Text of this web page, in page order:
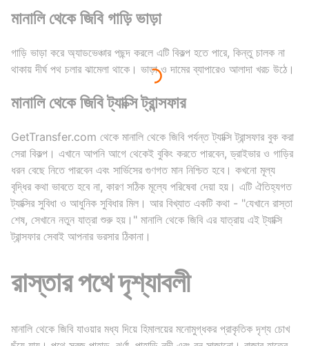
মানালি থেকে জিবি গাড়ি ভাড়া
গাড়ি ভাড়া করে অ্যাডভেঞ্চার পছন্দ করলে এটি বিকল্প হতে পারে, কিন্তু চালক না
থাকায় দীর্ঘ পথ চলার ঝামেলা থাকে। ভাড়া ও দামের ব্যাপারেও আলাদা খরচ উঠে।
মানালি থেকে জিবি ট্যাক্সি ট্রান্সফার
GetTransfer.com থেকে মানালি থেকে জিবি পর্যন্ত ট্যাক্সি ট্রান্সফার বুক করা
সেরা বিকল্প। এখানে আপনি আগে থেকেই বুকিং করতে পারবেন, ড্রাইভার ও গাড়ির
ধরন বেছে নিতে পারবেন এবং সার্ভিসের গুণগত মান নিশ্চিত হবে। কখনো মূল্য
বৃদ্ধির কথা ভাবতে হবে না, কারণ সঠিক মূল্যে পরিষেবা দেয়া হয়। এটি ঐতিহ্যগত
ট্যাক্সির সুবিধা ও আধুনিক সুবিধার মিল। আর বিখ্যাত একটি কথা - "যেখানে রাস্তা
শেষ, সেখানে নতুন যাত্রা শুরু হয়।" মানালি থেকে জিবি এর যাত্রায় এই ট্যাক্সি
ট্রান্সফার সেবাই আপনার ভরসার ঠিকানা।
রাস্তার পথে দৃশ্যাবলী
মানালি থেকে জিবি যাওয়ার মধ্য দিয়ে হিমালয়ের মনোমুগ্ধকর প্রাকৃতিক দৃশ্য চোখ